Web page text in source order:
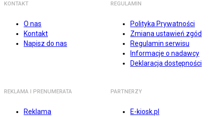
KONTAKT
O nas
Kontakt
Napisz do nas
REGULAMIN
Polityka Prywatności
Zmiana ustawień zgód
Regulamin serwisu
Informacje o nadawcy
Deklaracja dostępności
REKLAMA I PRENUMERATA
Reklama
PARTNERZY
E-kiosk.pl